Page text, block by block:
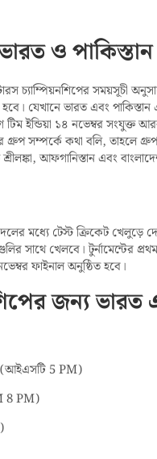
ও পাকিস্তান
চ্যাম্পিয়নশিপের সময়সূচী
যেখানে ভারত এবং
ইন্ডিয়া ১৪ নভেম্বর সংযুক্ত
গ্রুপ সম্পর্কে কথা বলি, তাহলে
আফগানিস্তান এবং
দলের মধ্যে টেস্ট ক্রিকেট
সাথে খেলবে। টুর্নামেন্টের
ফাইনাল অনুষ্ঠিত হবে।
জন্য
(আইএসটি 5 PM)
8 PM)